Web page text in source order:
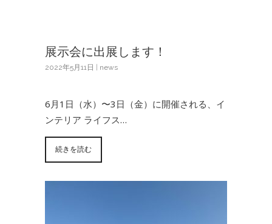
展示会に出展します！
2022年5月11日 news
6月1日（水）〜3日（金）に開催される、イ
ンテリア ライフス…
続きを読む